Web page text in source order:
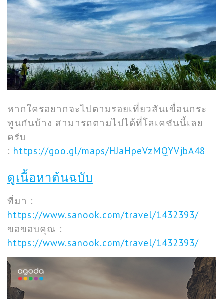
หากใครอยากจะไปตามรอยเที่ยวสันเขื่อนกระ
ทูนกันบ้าง สามารถตามไปได้ที่โลเคชันนี้เลย
ครับ
: https://goo.gl/maps/HJaHpeVzMQYVjbA48
ดูเนื้อหาต้นฉบับ
ที่มา :
https://www.sanook.com/travel/1432393/
ขอขอบคุณ :
https://www.sanook.com/travel/1432393/